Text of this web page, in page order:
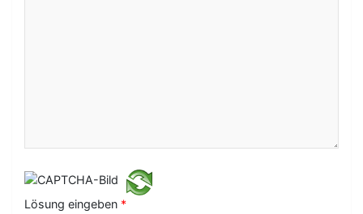
oLösung eingeben *